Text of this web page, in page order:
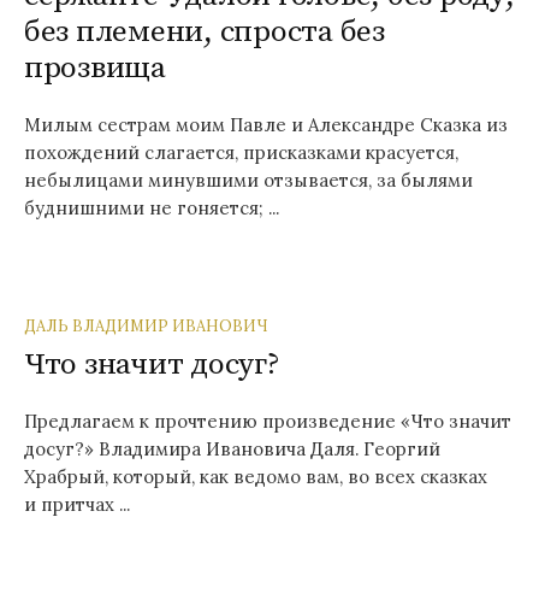
без племени, спроста без
прозвища
Милым сестрам моим Павле и Александре Сказка из
похождений слагается, присказками красуется,
небылицами минувшими отзывается, за былями
буднишними не гоняется; ...
ДАЛЬ ВЛАДИМИР ИВАНОВИЧ
Что значит досуг?
Предлагаем к прочтению произведение «Что значит
досуг?» Владимира Ивановича Даля. Георгий
Храбрый, который, как ведомо вам, во всех сказках
и притчах ...